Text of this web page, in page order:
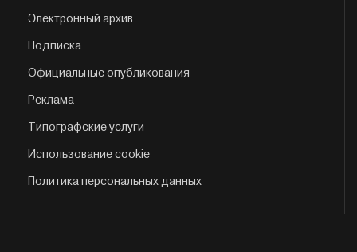
Электронный архив
Подписка
Официальные опубликования
Реклама
Типографские услуги
Использование cookie
Политика персональных данных